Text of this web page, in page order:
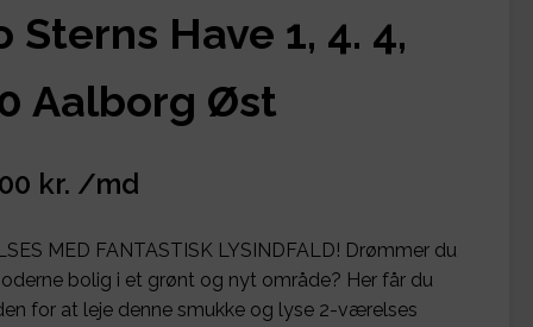
Sterns Have 1, 4. 4,
Aalborg Øst
kr. /md
MED FANTASTISK LYSINDFALD! Drømmer du
bolig i et grønt og nyt område? Her får du
for at leje denne smukke og lyse 2-værelses